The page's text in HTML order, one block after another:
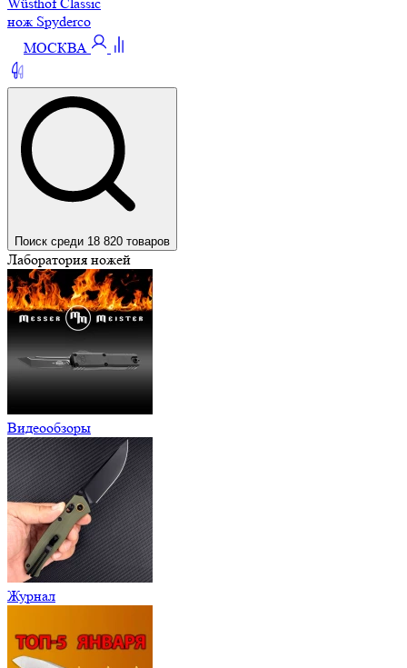
нож Spyderco
МОСКВА
Поиск среди 18 820 товаров
Лаборатория ножей
Видеообзоры
Журнал